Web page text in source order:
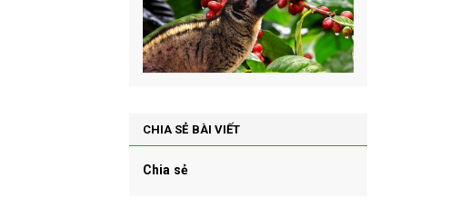
CHIA SẺ BÀI VIẾT
Chia sẻ